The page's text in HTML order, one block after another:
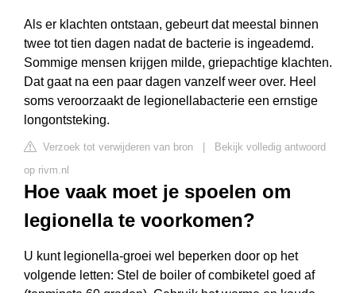
Als er klachten ontstaan, gebeurt dat meestal binnen
twee tot tien dagen nadat de bacterie is ingeademd.
Sommige mensen krijgen milde, griepachtige klachten.
Dat gaat na een paar dagen vanzelf weer over. Heel
soms veroorzaakt de legionellabacterie een ernstige
longontsteking.
Verzoek tot verwijderen van bron
Bekijk volledig antwoord
op rivm.nl
Hoe vaak moet je spoelen om
legionella te voorkomen?
U kunt legionella-groei wel beperken door op het
volgende letten: Stel de boiler of combiketel goed af